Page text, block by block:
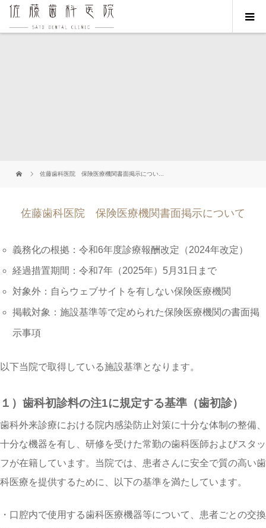
佐藤歯科医院 保険医療機関書面掲示につい...
佐藤歯科医院 保険医療機関書面掲示について
義務化の根拠：令和6年度診療報酬改定（2024年改定）
経過措置期間：令和7年（2025年）5月31日まで
対象外：自らウェブサイトを有しない保険医療機関
掲載対象：施設基準等で定められた保険医療機関の書面掲
示事項
以下当院で取得している施設基準となります。
１）歯科初診料の注1に規定する基準（歯初診）
歯科外来診療における院内感染防止対策に十分な体制の整備、
十分な機器を有し、研修を受けた常勤の歯科医師およびスタッ
フが在籍しています。当院では、患者さんに安全で質の高い歯
科医療を提供するために、以下の基準を満たしています。
・口腔内で使用する歯科医療機器等について、患者ごとの交換